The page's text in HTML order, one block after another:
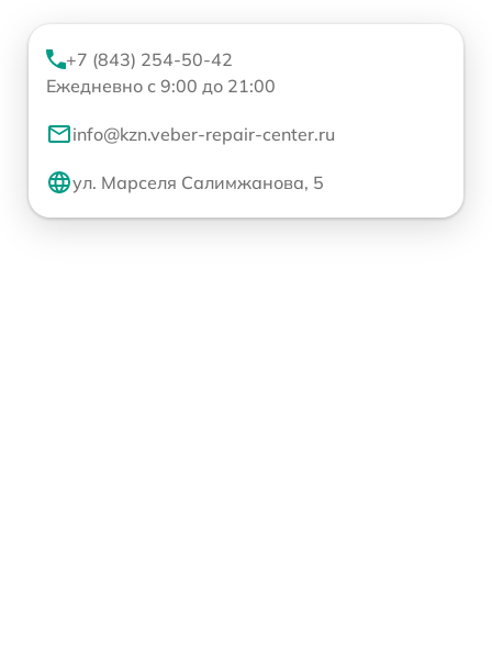
+7 (843) 254-50-42
Ежедневно с 9:00 до 21:00
info@kzn.veber-repair-center.ru
ул. Марселя Салимжанова, 5